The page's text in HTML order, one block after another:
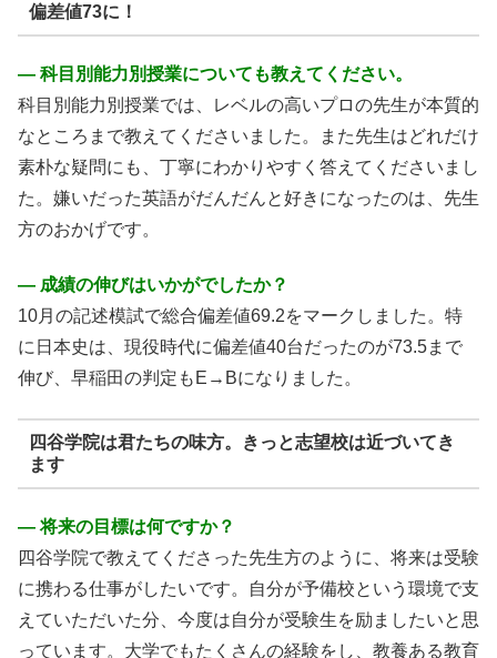
偏差値73に！
― 科目別能力別授業についても教えてください。
科目別能力別授業では、レベルの高いプロの先生が本質的
なところまで教えてくださいました。また先生はどれだけ
素朴な疑問にも、丁寧にわかりやすく答えてくださいまし
た。嫌いだった英語がだんだんと好きになったのは、先生
方のおかげです。
― 成績の伸びはいかがでしたか？
10月の記述模試で総合偏差値69.2をマークしました。特
に日本史は、現役時代に偏差値40台だったのが73.5まで
伸び、早稲田の判定もE→Bになりました。
四谷学院は君たちの味方。きっと志望校は近づいてき
ます
― 将来の目標は何ですか？
四谷学院で教えてくださった先生方のように、将来は受験
に携わる仕事がしたいです。自分が予備校という環境で支
えていただいた分、今度は自分が受験生を励ましたいと思
っています。大学でもたくさんの経験をし、教養ある教育